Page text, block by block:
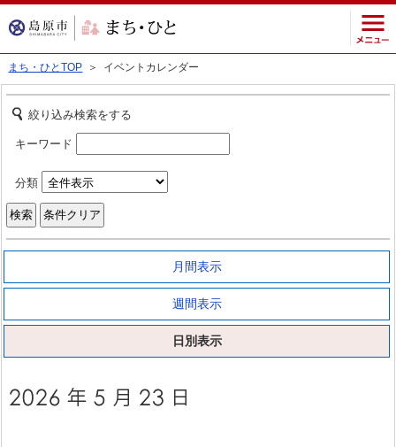
まち・ひとTOP ＞ イベントカレンダー
絞り込み検索をする
キーワード
分類
月間表示
週間表示
日別表示